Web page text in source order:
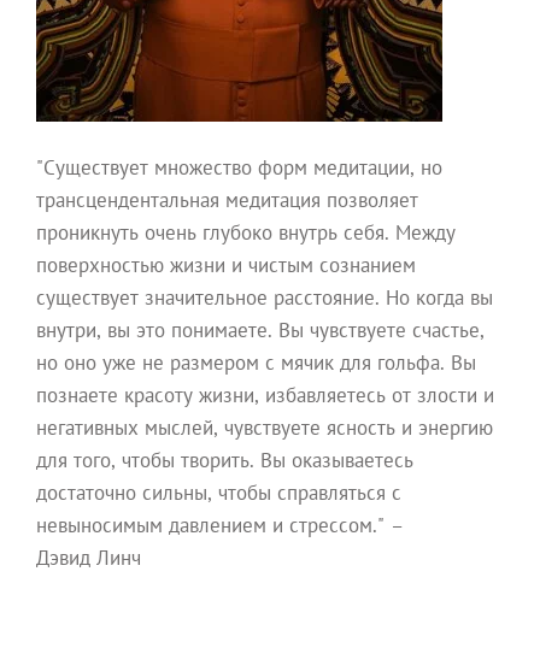
"Существует множество форм медитации, но
трансцендентальная медитация позволяет
проникнуть очень глубоко внутрь себя. Между
поверхностью жизни и чистым сознанием
существует значительное расстояние. Но когда вы
внутри, вы это понимаете. Вы чувствуете счастье,
но оно уже не размером с мячик для гольфа. Вы
познаете красоту жизни, избавляетесь от злости и
негативных мыслей, чувствуете ясность и энергию
для того, чтобы творить. Вы оказываетесь
достаточно сильны, чтобы справляться с
невыносимым давлением и стрессом." –
Дэвид Линч